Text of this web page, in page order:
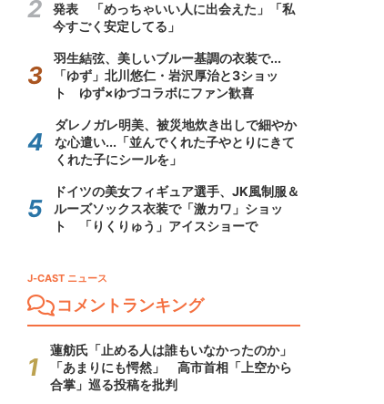
発表 「めっちゃいい人に出会えた」「私
今すごく安定してる」
羽生結弦、美しいブルー基調の衣装で...
「ゆず」北川悠仁・岩沢厚治と3ショッ
ト ゆず×ゆづコラボにファン歓喜
ダレノガレ明美、被災地炊き出しで細やか
な心遣い...「並んでくれた子やとりにきて
くれた子にシールを」
ドイツの美女フィギュア選手、JK風制服＆
ルーズソックス衣装で「激カワ」ショッ
ト 「りくりゅう」アイスショーで
J-CAST ニュース
コメントランキング
蓮舫氏「止める人は誰もいなかったのか」
「あまりにも愕然」 高市首相「上空から
合掌」巡る投稿を批判